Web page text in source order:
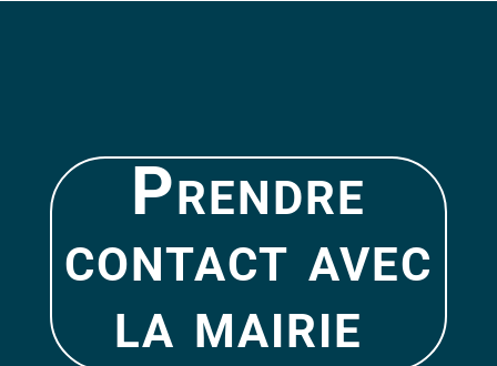
Prendre
contact avec
la mairie